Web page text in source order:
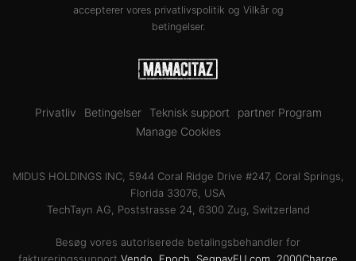
accepterer vores privatlivspolitik og Vilkår og
betingelser.
Privatliv Betingelser Teknisk support
partner Program
Manage Cookies
MIDUS HOLDINGS INC, 5944 Coral Ridge Drive #247, Coral Springs,
Florida 33076, USA
TechTayn AG, Poststrasse 24, 6300 Zug, Switzerland
Besøg vores autoriserede betalingsbehandler for
faktureringssupport Vendo Epoch SegpayEU.com 2000Charge